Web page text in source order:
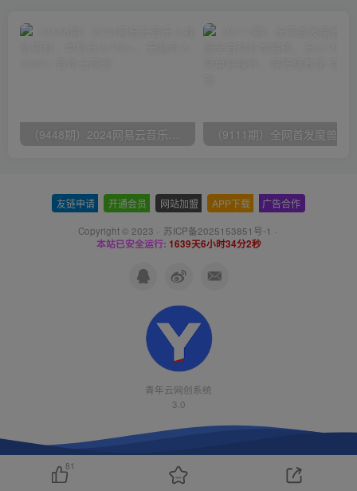
友链申请 开通会员 网站加盟 APP下载 广告合作
Copyright © 2023 · 苏ICP备2025153851号-1 ·
本站已安全运行: 1639天6小时34分3秒
青年云网创系统
3.0
81